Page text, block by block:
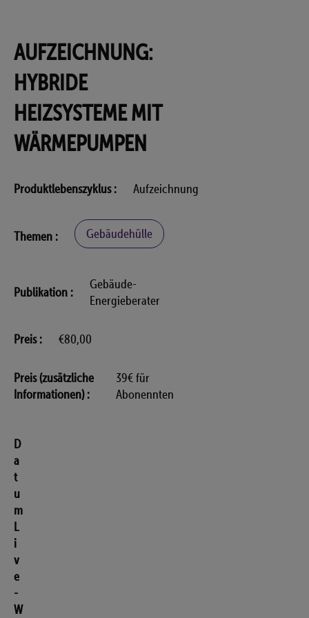
AUFZEICHNUNG:
HYBRIDE
HEIZSYSTEME MIT
WÄRMEPUMPEN
Produktlebenszyklus Aufzeichnung
Themen Gebäudehülle
Publikation
Gebäude-
Energieberater
Preis €80,00
Preis (zusätzliche
Informationen)
39€ für
Abonennten
D
a
t
u
m
L
i
v
e
-
W